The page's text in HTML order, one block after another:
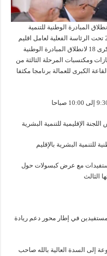
عمالة اقليم خريبكة بالذكرى 18 لانطلاق المبادرة الوطنية للتنمية
البشرية صباح يوم الخميس 18 ماي 2023 تحت الرئاسة الفعلية لعامل اقليم
خريبكة، السيد عبد الحميد الشنوري بالذكرى 18 لانطلاق المبادرة الوطنية
ومكتسبات المرحلة الثالثة من
الكبرى للعمالة برنامجا مكثفا
الإقليمية للتنمية البشرية
البشرية بالإقليم
مع عرض كبسولات حول
الثالث
في إطار محور دعم ريادة
إلى السدة العالية بالله صاحب